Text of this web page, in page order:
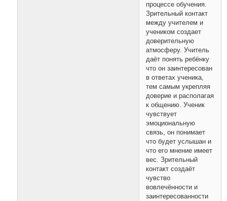
процессе обучения.
Зрительный контакт
между учителем и
учеником создает
доверительную
атмосферу. Учитель
даёт понять ребёнку
что он заинтересован
в ответах ученика,
тем самым укрепляя
доверие и располагая
к общению. Ученик
чувствует
эмоциональную
связь, он понимает
что будет услышан и
что его мнение имеет
вес. Зрительный
контакт создаёт
чувство
вовлечённости и
заинтересованности